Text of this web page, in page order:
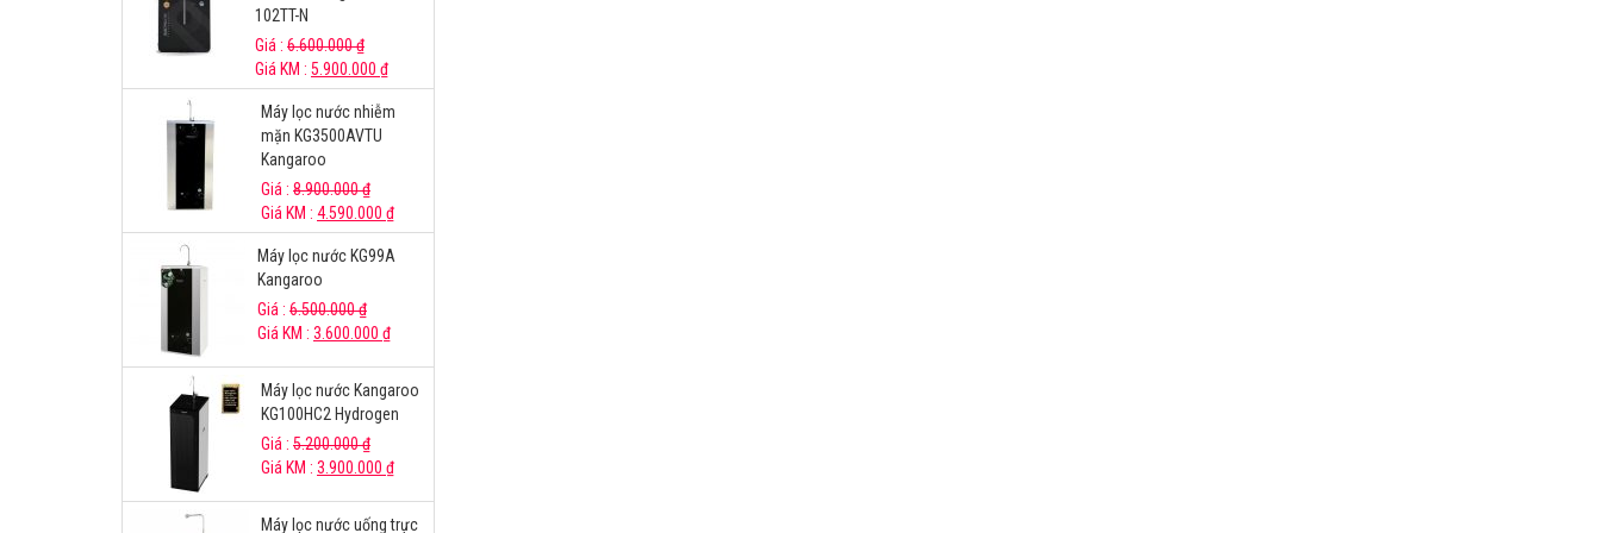
102TT-N
Giá : 6.600.000₫
Giá KM : 5.900.000 ₫
Máy lọc nước nhiễm
mặn KG3500AVTU
Kangaroo
Giá : 8.900.000₫
Giá KM : 4.590.000 ₫
Máy lọc nước KG99A
Kangaroo
Giá : 6.500.000₫
Giá KM : 3.600.000 ₫
Máy lọc nước Kangaroo
KG100HC2 Hydrogen
Giá : 5.200.000₫
Giá KM : 3.900.000 ₫
Máy lọc nước uống trực